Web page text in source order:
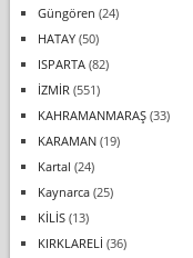
Güngören (24)
HATAY(50)
ISPARTA(82)
İZMİR (551)
KAHRAMANMARAŞ(33)
KARAMAN(19)
Kartal (24)
Kaynarca(25)
KİLİS(13)
KIRKLARELİ (36)